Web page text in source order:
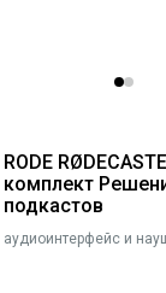
RODE
комплект
подкастов
аудиоинтерфейс и